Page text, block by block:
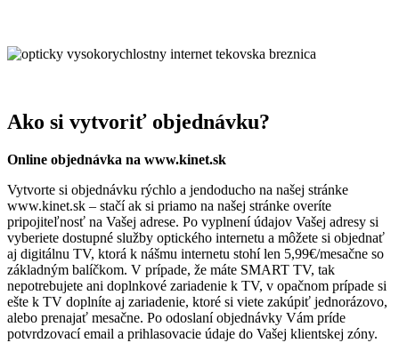
Ako si vytvoriť objednávku?
Online objednávka na www.kinet.sk
Vytvorte si objednávku rýchlo a jendoducho na našej stránke
www.kinet.sk – stačí ak si priamo na našej stránke overíte
pripojiteľnosť na Vašej adrese. Po vyplnení údajov Vašej adresy si
vyberiete dostupné služby optického internetu a môžete si objednať
aj digitálnu TV, ktorá k nášmu internetu stohí len 5,99€/mesačne so
základným balíčkom. V prípade, že máte SMART TV, tak
nepotrebujete ani doplnkové zariadenie k TV, v opačnom prípade si
ešte k TV doplníte aj zariadenie, ktoré si viete zakúpiť jednorázovo,
alebo prenajať mesačne. Po odoslaní objednávky Vám príde
potvrdzovací email a prihlasovacie údaje do Vašej klientskej zóny.